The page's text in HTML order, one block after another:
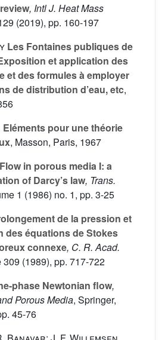
, Intl J. Heat Mass
(2019), pp. 160-197
Les Fontaines publiques de
et application des
et des formules à employer
de distribution d’eau, etc,
Eléments pour une théorie
, Masson, Paris, 1967
Flow in porous media I: a
of Darcy’s law, Trans.
1 (1986) no. 1, pp. 3-25
de la pression et
des équations de Stokes
connexe, C. R. Acad.
309 (1989), pp. 717-722
phase Newtonian flow,
Porous Media, Springer,
45-76